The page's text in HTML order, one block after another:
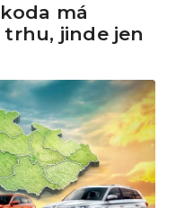
má
jinde jen